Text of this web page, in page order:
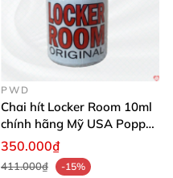
PWD
Chai hít Locker Room 10ml
chính hãng Mỹ USA Popper
mạnh mẽ kích thích
350.000₫
411.000₫
-15%